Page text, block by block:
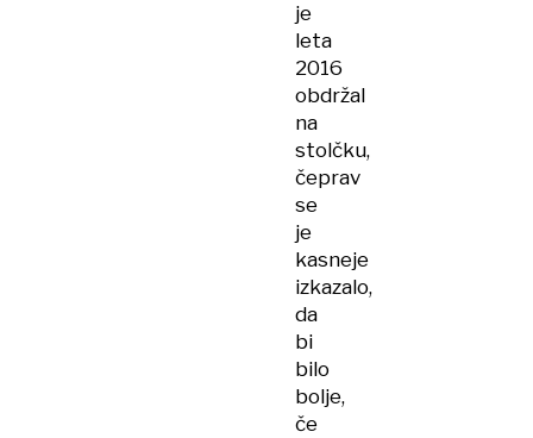
je
leta
2016
obdržal
na
stolčku,
čeprav
se
je
kasneje
izkazalo,
da
bi
bilo
bolje,
če